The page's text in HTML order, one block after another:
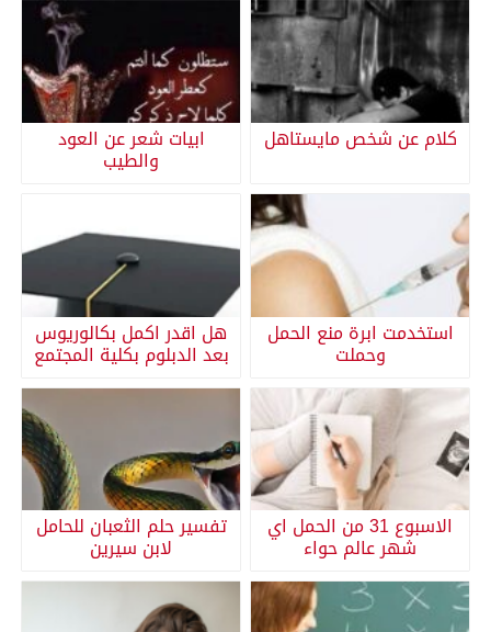
كلام عن شخص مايستاهل ابيات شعر عن العود
والطيب
استخدمت ابرة منع الحمل
وحملت
هل اقدر اكمل بكالوريوس
بعد الدبلوم بكلية المجتمع
الاسبوع 31 من الحمل اي
شهر عالم حواء
تفسير حلم الثعبان للحامل
لابن سيرين